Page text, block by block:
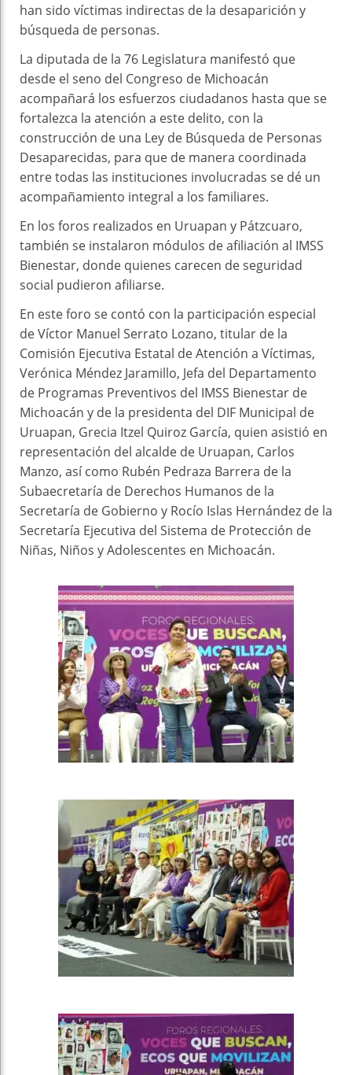
han sido víctimas indirectas de la desaparición y
búsqueda de personas.
La diputada de la 76 Legislatura manifestó que
desde el seno del Congreso de Michoacán
acompañará los esfuerzos ciudadanos hasta que se
fortalezca la atención a este delito, con la
construcción de una Ley de Búsqueda de Personas
Desaparecidas, para que de manera coordinada
entre todas las instituciones involucradas se dé un
acompañamiento integral a los familiares.
En los foros realizados en Uruapan y Pátzcuaro,
también se instalaron módulos de afiliación al IMSS
Bienestar, donde quienes carecen de seguridad
social pudieron afiliarse.
En este foro se contó con la participación especial
de Víctor Manuel Serrato Lozano, titular de la
Comisión Ejecutiva Estatal de Atención a Víctimas,
Verónica Méndez Jaramillo, Jefa del Departamento
de Programas Preventivos del IMSS Bienestar de
Michoacán y de la presidenta del DIF Municipal de
Uruapan, Grecia Itzel Quiroz García, quien asistió en
representación del alcalde de Uruapan, Carlos
Manzo, así como Rubén Pedraza Barrera de la
Subaecretaría de Derechos Humanos de la
Secretaría de Gobierno y Rocío Islas Hernández de la
Secretaría Ejecutiva del Sistema de Protección de
Niñas, Niños y Adolescentes en Michoacán.